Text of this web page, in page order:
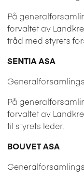
På
forvaltet av
tråd med styrets
SENTIA ASA
På
forvaltet av
til styrets leder.
BOUVET ASA